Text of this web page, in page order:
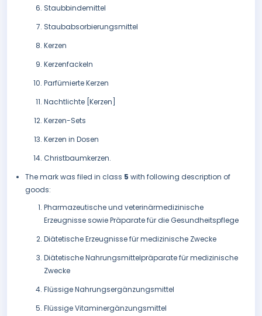
Staubbindemittel
Staubabsorbierungsmittel
Kerzen
Kerzenfackeln
Parfümierte Kerzen
Nachtlichte [Kerzen]
Kerzen-Sets
Kerzen in Dosen
Christbaumkerzen.
The mark was filed in class 5 with following description of
goods:
Pharmazeutische und veterinärmedizinische
Erzeugnisse sowie Präparate für die Gesundheitspflege
Diätetische Erzeugnisse für medizinische Zwecke
Diätetische Nahrungsmittelpräparate für medizinische
Zwecke
Flüssige Nahrungsergänzungsmittel
Flüssige Vitaminergänzungsmittel